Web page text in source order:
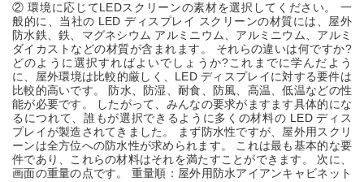
②環境に応じてLEDスクリーンの素材を選択してください。 一
般的に、当社の LED ディスプレイ スクリーンの材質には、屋外
防水鉄、鉄、マグネシウム アルミニウム、アルミニウム、アルミ
ダイカストなどの材質が含まれます。 それらの違いは何ですか?
どのように選択すればよいでしょうか?これまでに学んだよう
に、屋外環境は比較的厳しく、LED ディスプレイに対する要件は
比較的高いです。 防水、防湿、耐食、防風、高温、低温などの性
能が必要です。 したがって、みんなの要求がますます具体的にな
るにつれて、誰もが選択できるように多くの材料の LED ディス
プレイが製造されてきました。 まず防水性ですが、屋外用スクリ
ーンは全方位への防水性が求められます。 これは最も基本的な要
件であり、これらの材料はそれを満たすことができます。 次に、
画面の重量の点です。 重量順：屋外用防水アイアンキャビネット